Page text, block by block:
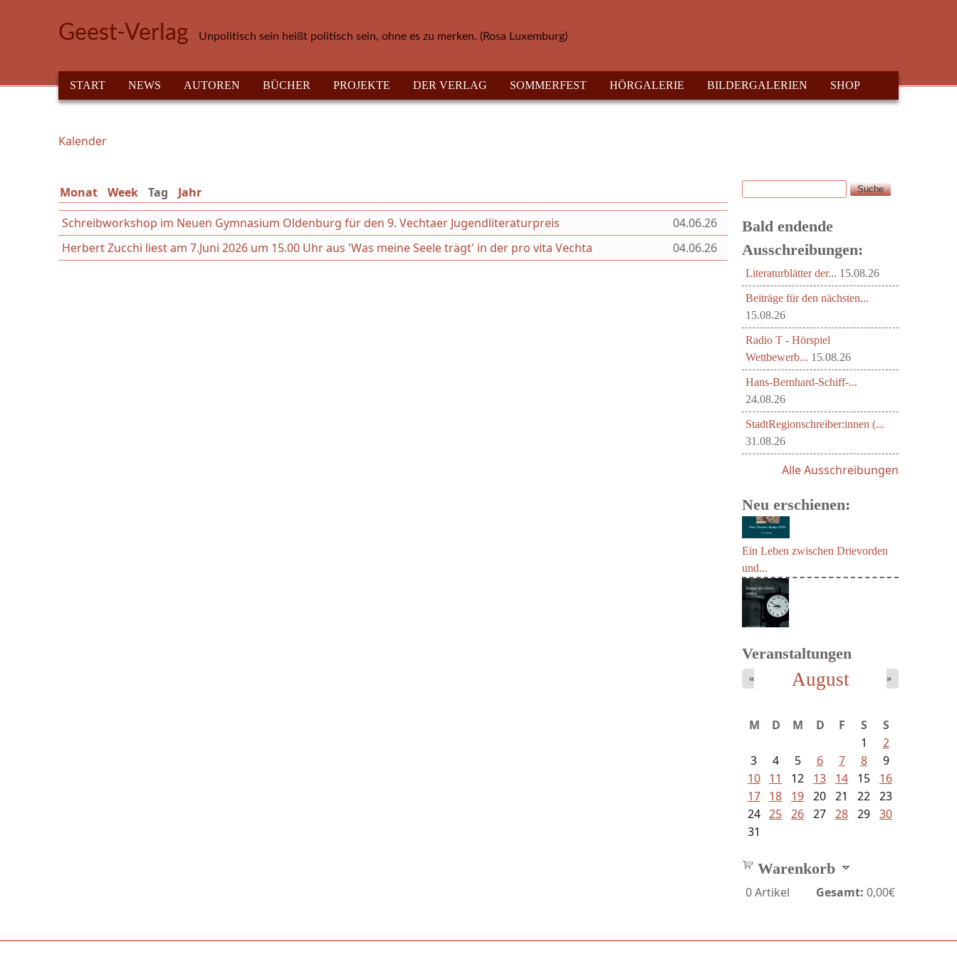
Geest-Verlag Unpolitisch sein heißt politisch sein, ohne es zu merken. (Rosa Luxemburg)
HAUPTMENÜ
START NEWS AUTOREN BÜCHER PROJEKTE DER VERLAG SOMMERFEST HÖRGALERIE BILDERGALERIEN SHOP
Sie sind hier
Kalender
Monat Week Tag (aktiver Reiter)
Jahr
Schreibworkshop im Neuen Gymnasium Oldenburg für den 9. Vechtaer Jugendliteraturpreis
04.06.26
Herbert Zucchi liest am 7.Juni 2026 um 15.00 Uhr aus 'Was meine Seele trägt' in der pro vita Vechta
04.06.26
Suchformular
Suche
Bald endende
Ausschreibungen:
Literaturblätter der... 15.08.26
Beiträge für den nächsten...
15.08.26
Radio T - Hörspiel
Wettbewerb... 15.08.26
Hans-Bernhard-Schiff-...
24.08.26
StadtRegionschreiber:innen (...
31.08.26
Alle Ausschreibungen
Neu erschienen:
Ein Leben zwischen Drievorden
und...
Veranstaltungen
August
« »
M D M D F S
S
1
2
3
4 5 6 7 8
9
10
11 12 13 14 15
16
17
18 19 20 21 22 23
24 25 26 27 28 29 30
31
Warenkorb
0Artikel Gesamt: 0,00€